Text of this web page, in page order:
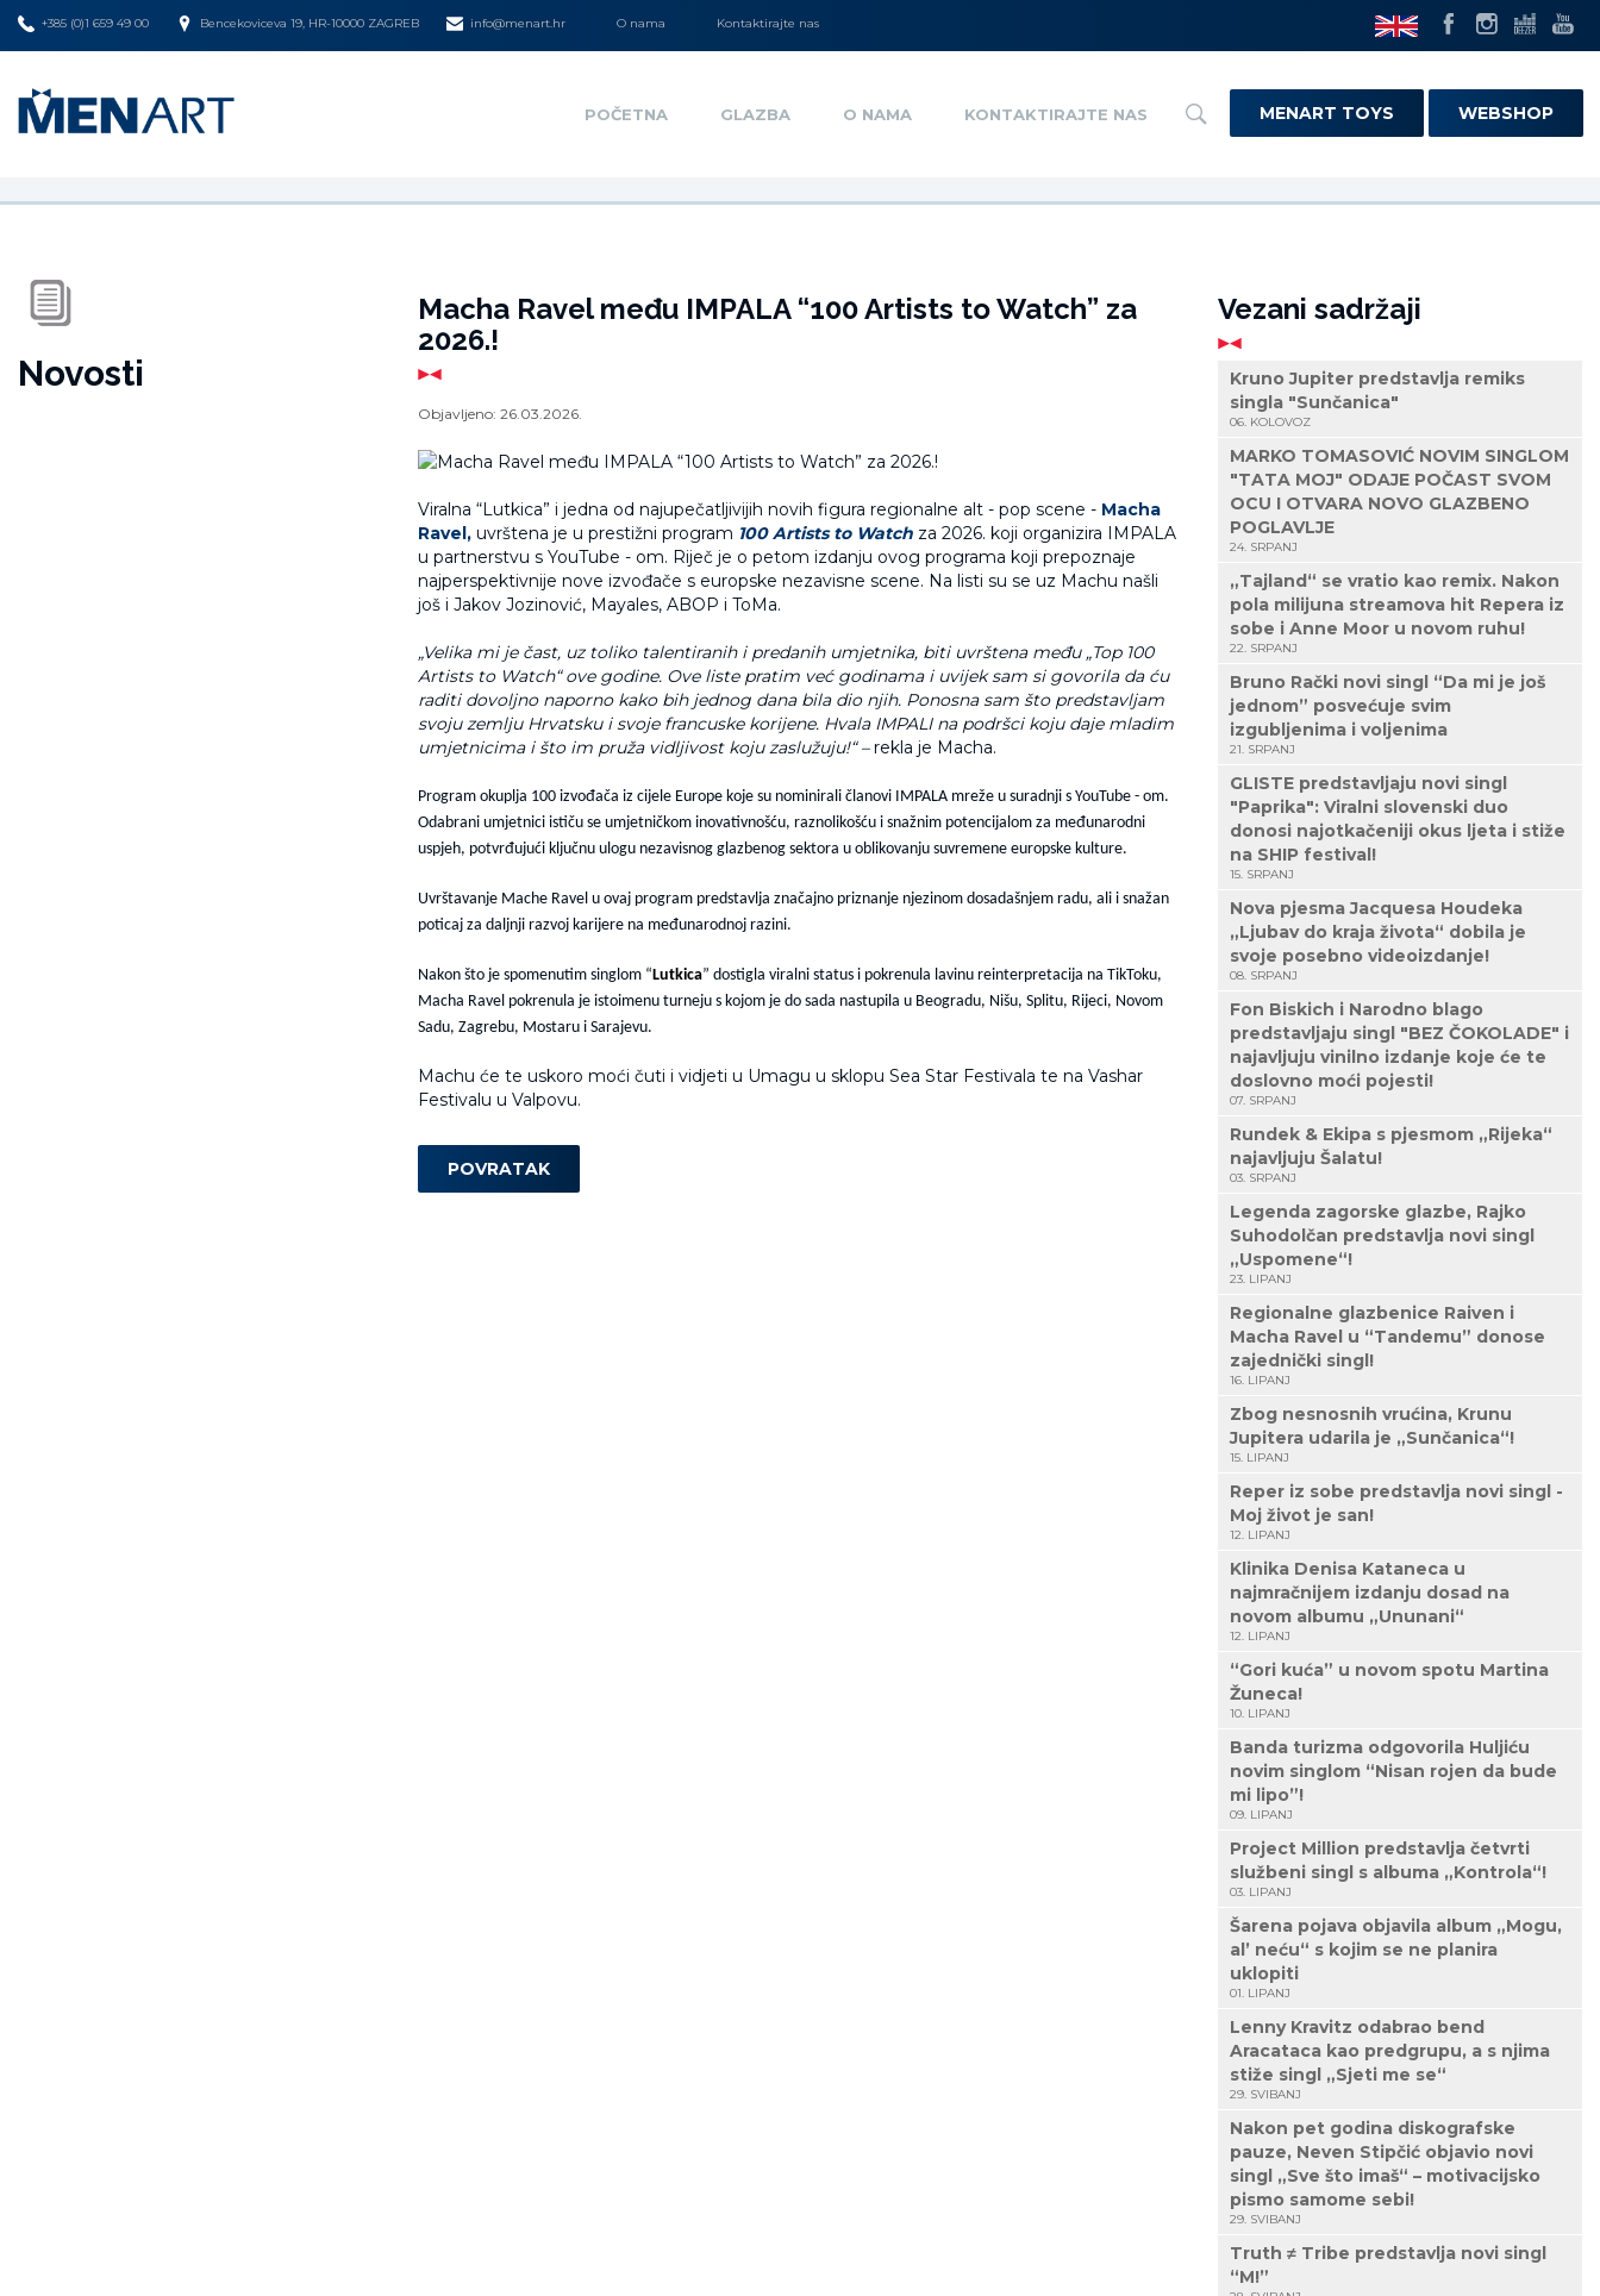
+385 (0)1 659 49 00 Bencekoviceva 19, HR-10000 ZAGREB info@menart.hr O nama Kontaktirajte nas
POČETNA GLAZBA O NAMA KONTAKTIRAJTE NAS MENART TOYS WEBSHOP
Novosti
Macha Ravel među IMPALA “100 Artists to Watch” za
2026.!
Objavljeno: 26.03.2026.
Viralna “Lutkica” i jedna od najupečatljivijih novih figura regionalne alt - pop scene - Macha
Ravel, uvrštena je u prestižni program 100 Artists to Watch za 2026. koji organizira IMPALA
u partnerstvu s YouTube - om. Riječ je o petom izdanju ovog programa koji prepoznaje
najperspektivnije nove izvođače s europske nezavisne scene. Na listi su se uz Machu našli
još i Jakov Jozinović, Mayales, ABOP i ToMa.
„Velika mi je čast, uz toliko talentiranih i predanih umjetnika, biti uvrštena među „Top 100
Artists to Watch“ ove godine. Ove liste pratim već godinama i uvijek sam si govorila da ću
raditi dovoljno naporno kako bih jednog dana bila dio njih. Ponosna sam što predstavljam
svoju zemlju Hrvatsku i svoje francuske korijene. Hvala IMPALI na podršci koju daje mladim
umjetnicima i što im pruža vidljivost koju zaslužuju!“ –rekla je Macha.
Program okuplja 100 izvođača iz cijele Europe koje su nominirali članovi IMPALA mreže u suradnji s YouTube - om.
Odabrani umjetnici ističu se umjetničkom inovativnošću, raznolikošću i snažnim potencijalom za međunarodni
uspjeh, potvrđujući ključnu ulogu nezavisnog glazbenog sektora u oblikovanju suvremene europske kulture.
Uvrštavanje Mache Ravel u ovaj program predstavlja značajno priznanje njezinom dosadašnjem radu, ali i snažan
poticaj za daljnji razvoj karijere na međunarodnoj razini.
Nakon što je spomenutim singlom “Lutkica” dostigla viralni status i pokrenula lavinu reinterpretacija na TikToku,
Macha Ravel pokrenula je istoimenu turneju s kojom je do sada nastupila u Beogradu, Nišu, Splitu, Rijeci, Novom
Sadu, Zagrebu, Mostaru i Sarajevu.
Machu će te uskoro moći čuti i vidjeti u Umagu u sklopu Sea Star Festivala te na Vashar
Festivalu u Valpovu.
POVRATAK
Vezani sadržaji
Kruno Jupiter predstavlja remiks
singla "Sunčanica"
06. KOLOVOZ
MARKO TOMASOVIĆ NOVIM SINGLOM
"TATA MOJ" ODAJE POČAST SVOM
OCU I OTVARA NOVO GLAZBENO
POGLAVLJE
24. SRPANJ
„Tajland“ se vratio kao remix. Nakon
pola milijuna streamova hit Repera iz
sobe i Anne Moor u novom ruhu!
22. SRPANJ
Bruno Rački novi singl “Da mi je još
jednom” posvećuje svim
izgubljenima i voljenima
21. SRPANJ
GLISTE predstavljaju novi singl
"Paprika": Viralni slovenski duo
donosi najotkačeniji okus ljeta i stiže
na SHIP festival!
15. SRPANJ
Nova pjesma Jacquesa Houdeka
„Ljubav do kraja života“ dobila je
svoje posebno videoizdanje!
08. SRPANJ
Fon Biskich i Narodno blago
predstavljaju singl "BEZ ČOKOLADE" i
najavljuju vinilno izdanje koje će te
doslovno moći pojesti!
07. SRPANJ
Rundek & Ekipa s pjesmom „Rijeka“
najavljuju Šalatu!
03. SRPANJ
Legenda zagorske glazbe, Rajko
Suhodolčan predstavlja novi singl
„Uspomene“!
23. LIPANJ
Regionalne glazbenice Raiven i
Macha Ravel u “Tandemu” donose
zajednički singl!
16. LIPANJ
Zbog nesnosnih vrućina, Krunu
Jupitera udarila je „Sunčanica“!
15. LIPANJ
Reper iz sobe predstavlja novi singl -
Moj život je san!
12. LIPANJ
Klinika Denisa Kataneca u
najmračnijem izdanju dosad na
novom albumu „Ununani“
12. LIPANJ
“Gori kuća” u novom spotu Martina
Žuneca!
10. LIPANJ
Banda turizma odgovorila Huljiću
novim singlom “Nisan rojen da bude
mi lipo”!
09. LIPANJ
Project Million predstavlja četvrti
službeni singl s albuma „Kontrola“!
03. LIPANJ
Šarena pojava objavila album „Mogu,
al’ neću“ s kojim se ne planira
uklopiti
01. LIPANJ
Lenny Kravitz odabrao bend
Aracataca kao predgrupu, a s njima
stiže singl „Sjeti me se“
29. SVIBANJ
Nakon pet godina diskografske
pauze, Neven Stipčić objavio novi
singl „Sve što imaš“ – motivacijsko
pismo samome sebi!
29. SVIBANJ
Truth ≠ Tribe predstavlja novi singl
“M!”